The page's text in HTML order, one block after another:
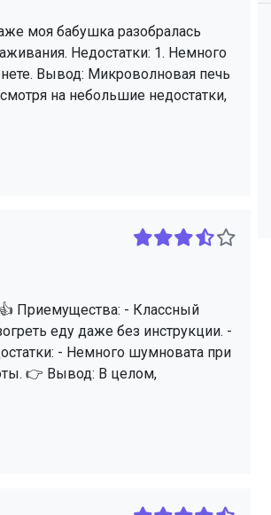
моя бабушка разобралась
Недостатки: 1. Немного
Вывод: Микроволновая печь
на небольшие недостатки,
Приемущества: - Классный
еду даже без инструкции. -
- Немного шумновата при
👉 Вывод: В целом,